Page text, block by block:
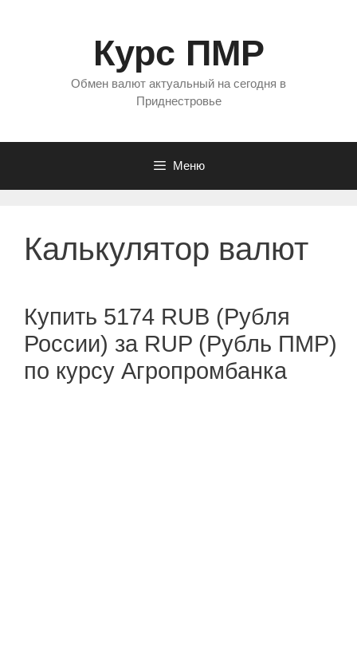
Курс ПМР
Обмен валют актуальный на сегодня в
Приднестровье
Меню
Калькулятор валют
Купить 5174 RUB (Рубля
России) за RUP (Рубль ПМР)
по курсу Агропромбанка